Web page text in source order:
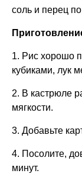
соль и перец по
1. Рис хорошо
кубиками, лук
2. В кастрюле
мягкости.
3. Добавьте
4. Посолите,
минут.